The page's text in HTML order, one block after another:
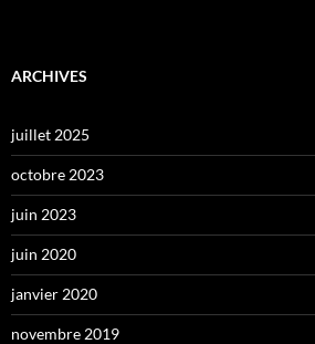
ARCHIVES
juillet 2025
octobre 2023
juin 2023
juin 2020
janvier 2020
novembre 2019